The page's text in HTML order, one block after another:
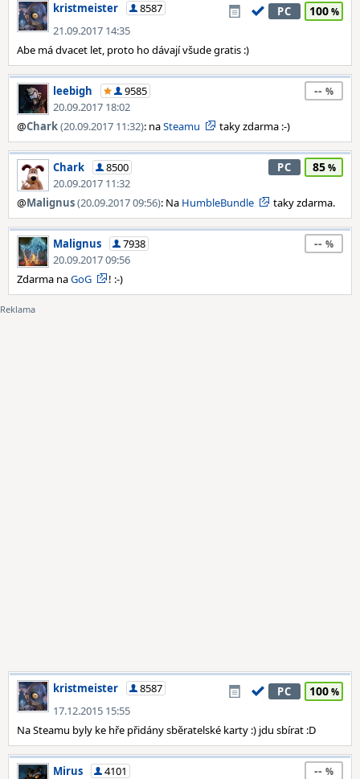
kristmeister
8587
21.09.2017 14:35
PC 100
Abe má dvacet let, proto ho dávají všude gratis :)
leebigh
9585
20.09.2017 18:02
--
@Chark(20.09.2017 11:32): naSteamu taky zdarma :-)
Chark
8500
20.09.2017 11:32
PC 85
@Malignus(20.09.2017 09:56): Na HumbleBundle taky zdarma.
Malignus
7938
20.09.2017 09:56
--
Zdarma naGoG ! :-)
kristmeister
8587
17.12.2015 15:55
PC 100
Na Steamu byly ke hře přidány sběratelské karty :) jdu sbírat :D
Mirus
4101
--